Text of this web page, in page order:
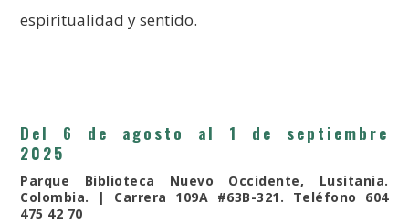
espiritualidad y sentido.
Del 6 de agosto al 1 de septiembre
2025
Parque Biblioteca Nuevo Occidente, Lusitania.
Colombia. | Carrera 109A #63B-321. Teléfono 604
475 42 70